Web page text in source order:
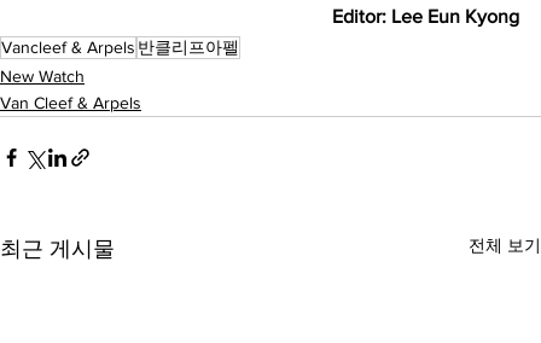
Editor: Lee Eun Kyong
Vancleef & Arpels 반클리프아펠
New Watch
Van Cleef & Arpels
최근 게시물 전체 보기